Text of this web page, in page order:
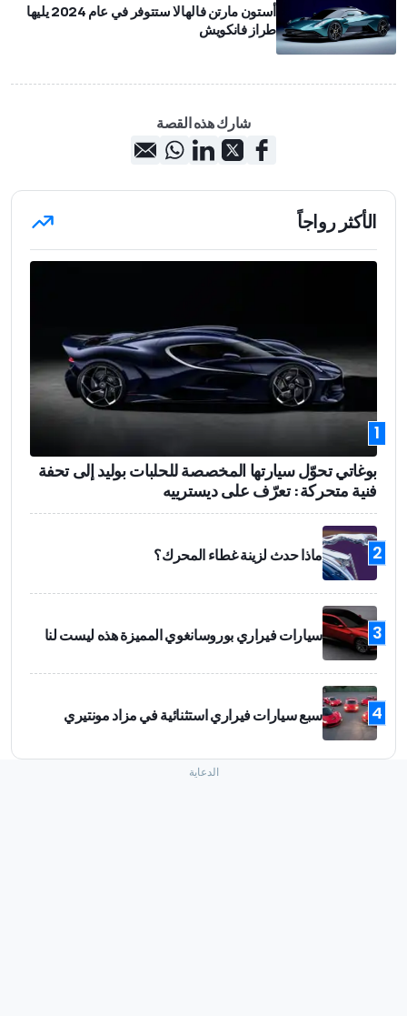
أستون مارتن فالهالا ستتوفر في عام 2024 يليها
طراز فانكويش
شارك هذه القصة
الأكثر رواجاً
1
بوغاتي تحوّل سيارتها المخصصة للحلبات بوليد إلى تحفة
فنية متحركة: تعرّف على ديسترييه
2 ماذا حدث لزينة غطاء المحرك؟
3 سيارات فيراري بوروسانغوي المميزة هذه ليست لنا
4 سبع سيارات فيراري استثنائية في مزاد مونتيري